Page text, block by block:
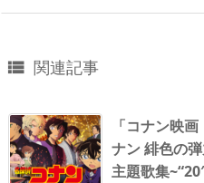
 関連記事
「コナン映
ナン 緋色の
主題歌集